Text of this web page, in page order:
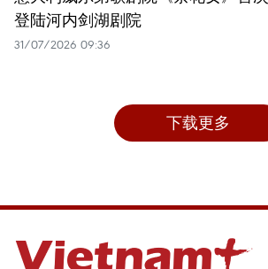
登陆河内剑湖剧院
31/07/2026 09:36
下载更多